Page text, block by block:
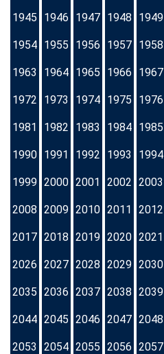
1945 1946 1947 1948 1949
1954 1955 1956 1957 1958
1963 1964 1965 1966 1967
1972 1973 1974 1975 1976
1981 1982 1983 1984 1985
1990 1991 1992 1993 1994
1999 2000 2001 2002 2003
2008 2009 2010 2011 2012
2017 2018 2019 2020 2021
2026 2027 2028 2029 2030
2035 2036 2037 2038 2039
2044 2045 2046 2047 2048
2053 2054 2055 2056 2057